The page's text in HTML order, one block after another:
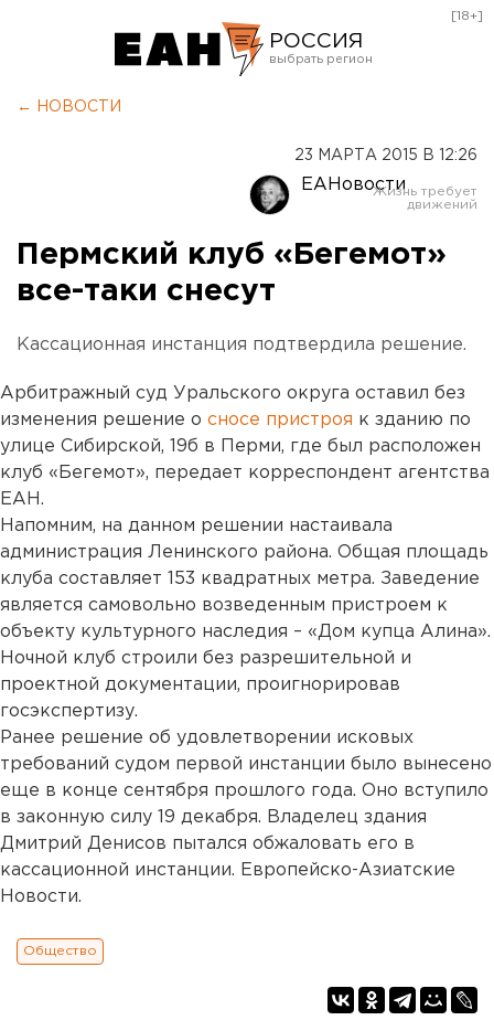
РОССИЯ
Оренбург
[18+]
← НОВОСТИ
23 МАРТА 2015 В 12:26
ЕАНовости
Пермский клуб «Бегемот»
все-таки снесут
Кассационная инстанция подтвердила решение.
Арбитражный суд Уральского округа оставил без
изменения решение о сносе пристроя к зданию по
улице Сибирской, 19б в Перми, где был расположен
клуб «Бегемот», передает корреспондент агентства
ЕАН.
Напомним, на данном решении настаивала
администрация Ленинского района. Общая площадь
клуба составляет 153 квадратных метра. Заведение
является самовольно возведенным пристроем к
объекту культурного наследия – «Дом купца Алина».
Ночной клуб строили без разрешительной и
проектной документации, проигнорировав
госэкспертизу.
Ранее решение об удовлетворении исковых
требований судом первой инстанции было вынесено
еще в конце сентября прошлого года. Оно вступило
в законную силу 19 декабря. Владелец здания
Дмитрий Денисов пытался обжаловать его в
кассационной инстанции. Европейско-Азиатские
Новости.
Общество